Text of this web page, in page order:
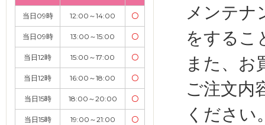
当日09時 12:00～14:00 〇
当日09時 13:00～15:00 〇
当日12時 15:00～17:00 〇
当日12時 16:00～18:00 〇
当日15時 18:00～20:00 〇
当日15時 19:00～21:00 〇
メンテナ
をするこ
また、お
ご注文内
ください